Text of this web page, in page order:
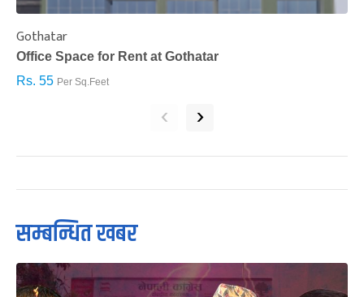
Gothatar
Office Space for Rent at Gothatar
Rs. 55 Per Sq.Feet
‹ ›
सम्बन्धित खबर